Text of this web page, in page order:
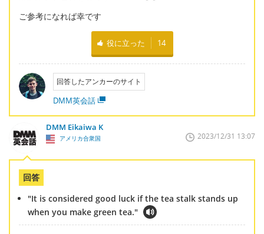
ご参考になれば幸です
役に立った 14
回答したアンカーのサイト
DMM英会話
DMM Eikaiwa K
アメリカ合衆国 2023/12/31 13:07
回答
"It is considered good luck if the tea stalk stands up
when you make green tea."